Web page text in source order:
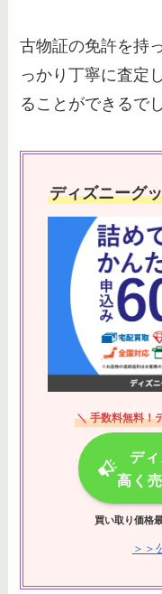
古物証の免許を持
っかり丁寧に査定
ることができるで
ディズニーグ
＼ 手数料無料！
デ
高く
買い取り価格
＞＞